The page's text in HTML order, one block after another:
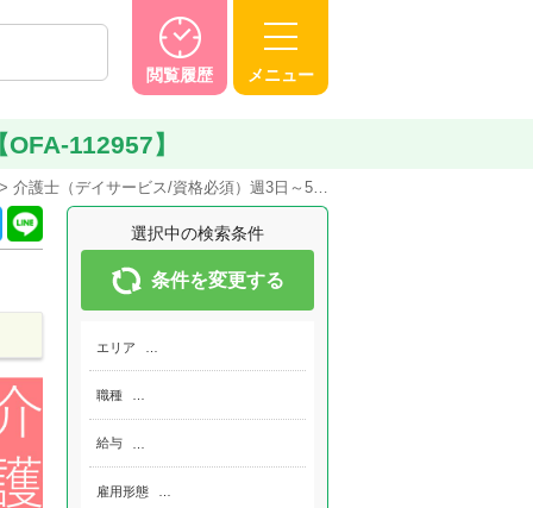
閲覧履歴 メニュー
112957】
介護士（デイサービス/資格必須）週3日～5…
選択中の検索条件
条件を変更する
エリア
職種
給与
雇用形態